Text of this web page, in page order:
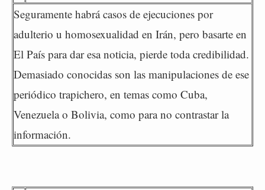
Seguramente habrá casos de ejecuciones por
adulterio u homosexualidad en Irán, pero basarte en
El País para dar esa noticia, pierde toda credibilidad.
Demasiado conocidas son las manipulaciones de ese
periódico trapichero, en temas como Cuba,
Venezuela o Bolivia, como para no contrastar la
información.